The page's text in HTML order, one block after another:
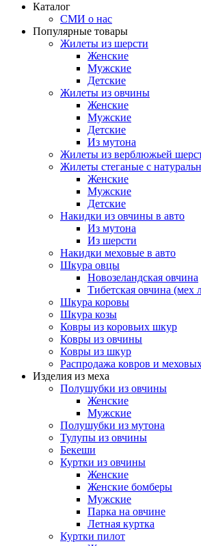
Каталог
СМИ о нас
Популярные товары
Жилеты из шерсти
Женские
Мужские
Детские
Жилеты из овчины
Женские
Мужские
Детские
Из мутона
Жилеты из верблюжьей
Жилеты стеганые с
Женские
Мужские
Детские
Накидки из овчины в авто
Из мутона
Из шерсти
Накидки меховые в авто
Шкура овцы
Новозеландская овчина
Тибетская овчина (мех
Шкура коровы
Шкура козы
Ковры из коровьих шкур
Ковры из овчины
Ковры из шкур
Распродажа ковров и
Изделия из меха
Полушубки из овчины
Женские
Мужские
Полушубки из мутона
Тулупы из овчины
Бекеши
Куртки из овчины
Женские
Женские бомберы
Мужские
Парка на овчине
Летная куртка
Куртки пилот